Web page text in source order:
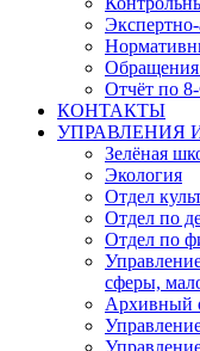
Обращения
Отчёт по
КОНТАКТЫ
УПРАВЛЕНИЯ
Зелёная
Экология
Отдел
Отдел по
Отдел по
сферы,
Архивный